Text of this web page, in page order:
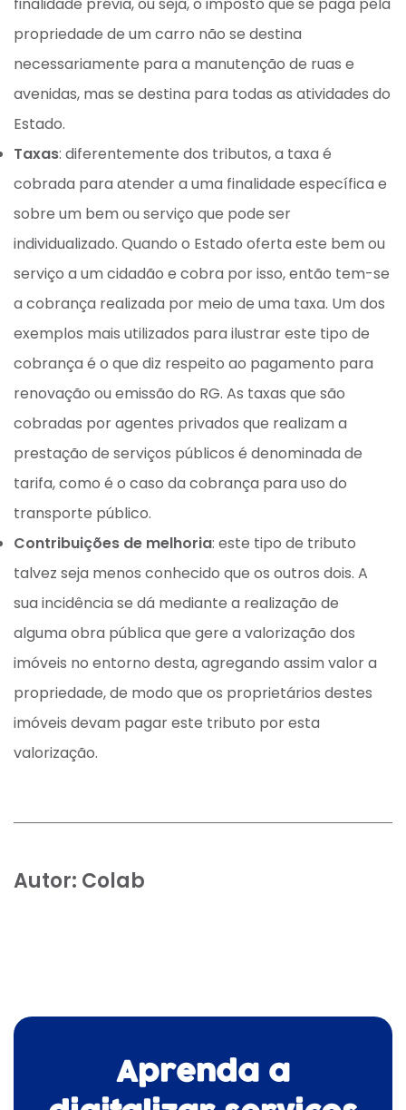
propriedade de um carro não se destina
necessariamente para a manutenção de ruas e
avenidas, mas se destina para todas as atividades do
Estado.
Taxas: diferentemente dos tributos, a taxa é
cobrada para atender a uma finalidade específica e
sobre um bem ou serviço que pode ser
individualizado. Quando o Estado oferta este bem ou
serviço a um cidadão e cobra por isso, então tem-se
a cobrança realizada por meio de uma taxa. Um dos
exemplos mais utilizados para ilustrar este tipo de
cobrança é o que diz respeito ao pagamento para
renovação ou emissão do RG. As taxas que são
cobradas por agentes privados que realizam a
prestação de serviços públicos é denominada de
tarifa, como é o caso da cobrança para uso do
transporte público.
Contribuições de melhoria: este tipo de tributo
talvez seja menos conhecido que os outros dois. A
sua incidência se dá mediante a realização de
alguma obra pública que gere a valorização dos
imóveis no entorno desta, agregando assim valor a
propriedade, de modo que os proprietários destes
imóveis devam pagar este tributo por esta
valorização.
Autor: Colab
Aprenda a